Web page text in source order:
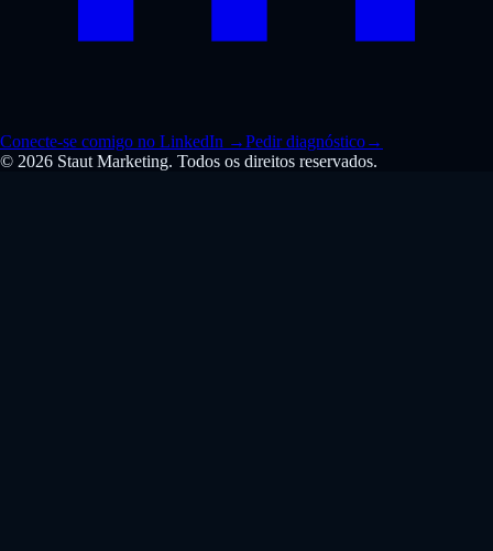
Conecte-se comigo no LinkedIn →Pedir diagnóstico→
© 2026 Staut Marketing. Todos os direitos reservados.